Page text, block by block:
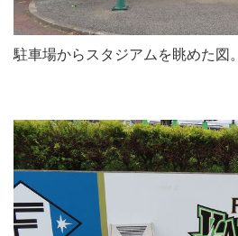
駐車場からスタジアムを眺めた図。